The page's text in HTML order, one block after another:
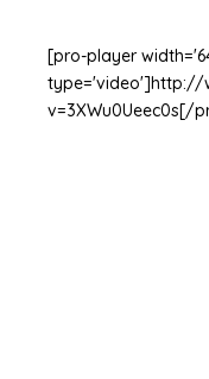
[pro-player
type='video']http://
v=3XWu0Ueec0s[/